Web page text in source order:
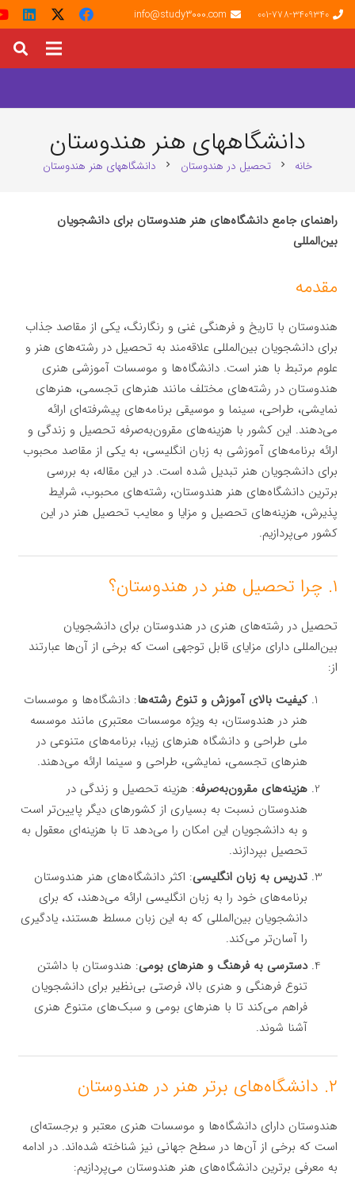
001-778-3409340
info@study3000.com
دانشگاههای هنر هندوستان
خانه chevron_right تحصیل در هندوستان chevron_right دانشگاههای هنر هندوستان
راهنمای جامع دانشگاه‌های هنر هندوستان برای دانشجویان
بین‌المللی
مقدمه
هندوستان با تاریخ و فرهنگی غنی و رنگارنگ، یکی از مقاصد جذاب
برای دانشجویان بین‌المللی علاقه‌مند به تحصیل در رشته‌های هنر و
علوم مرتبط با هنر است. دانشگاه‌ها و موسسات آموزشی هنری
هندوستان در رشته‌های مختلف مانند هنرهای تجسمی، هنرهای
نمایشی، طراحی، سینما و موسیقی برنامه‌های پیشرفته‌ای ارائه
می‌دهند. این کشور با هزینه‌های مقرون‌به‌صرفه تحصیل و زندگی و
ارائه برنامه‌های آموزشی به زبان انگلیسی، به یکی از مقاصد محبوب
برای دانشجویان هنر تبدیل شده است. در این مقاله، به بررسی
برترین دانشگاه‌های هنر هندوستان، رشته‌های محبوب، شرایط
پذیرش، هزینه‌های تحصیل و مزایا و معایب تحصیل هنر در این
کشور می‌پردازیم.
۱. چرا تحصیل هنر در هندوستان؟
تحصیل در رشته‌های هنری در هندوستان برای دانشجویان
بین‌المللی دارای مزایای قابل توجهی است که برخی از آن‌ها عبارتند
از:
کیفیت بالای آموزش و تنوع رشته‌ها: دانشگاه‌ها و موسسات
هنر در هندوستان، به ویژه موسسات معتبری مانند موسسه
ملی طراحی و دانشگاه هنرهای زیبا، برنامه‌های متنوعی در
هنرهای تجسمی، نمایشی، طراحی و سینما ارائه می‌دهند.
هزینه‌های مقرون‌به‌صرفه: هزینه تحصیل و زندگی در
هندوستان نسبت به بسیاری از کشورهای دیگر پایین‌تر است
و به دانشجویان این امکان را می‌دهد تا با هزینه‌ای معقول به
تحصیل بپردازند.
تدریس به زبان انگلیسی: اکثر دانشگاه‌های هنر هندوستان
برنامه‌های خود را به زبان انگلیسی ارائه می‌دهند، که برای
دانشجویان بین‌المللی که به این زبان مسلط هستند، یادگیری
را آسان‌تر می‌کند.
دسترسی به فرهنگ و هنرهای بومی: هندوستان با داشتن
تنوع فرهنگی و هنری بالا، فرصتی بی‌نظیر برای دانشجویان
فراهم می‌کند تا با هنرهای بومی و سبک‌های متنوع هنری
آشنا شوند.
۲. دانشگاه‌های برتر هنر در هندوستان
هندوستان دارای دانشگاه‌ها و موسسات هنری معتبر و برجسته‌ای
است که برخی از آن‌ها در سطح جهانی نیز شناخته شده‌اند. در ادامه
به معرفی برترین دانشگاه‌های هنر هندوستان می‌پردازیم: